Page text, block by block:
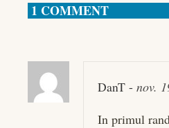
1 COMMENT
DanT - nov.
In primul